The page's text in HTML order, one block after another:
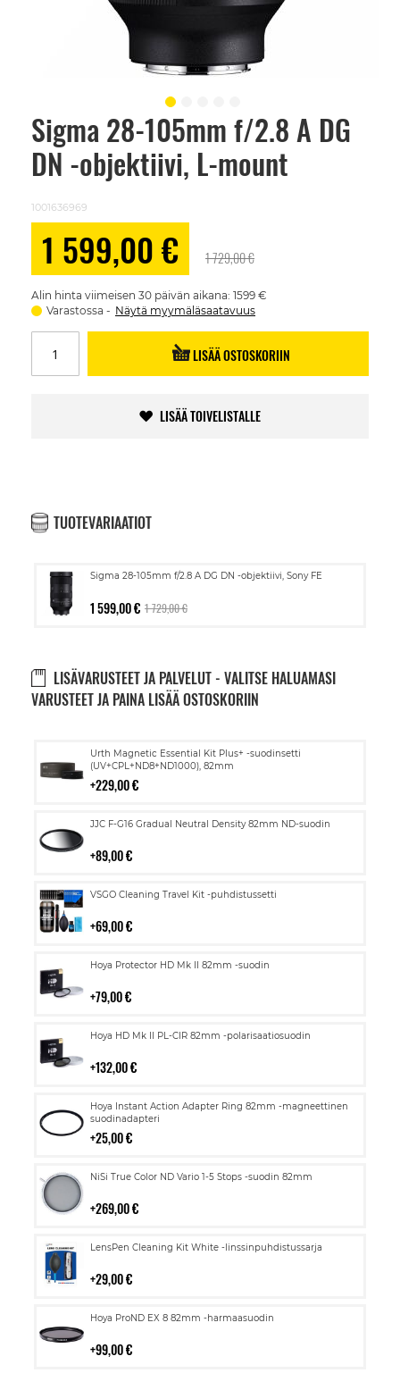
Sigma 28-105mm f/2.8 A DG
DN -objektiivi, L-mount
1001636969
1 599,00 € 1 729,00 €
Alin hinta viimeisen 30 päivän aikana: 1599 €
Varastossa
Näytä myymäläsaatavuus
LISÄÄ OSTOSKORIIN
LISÄÄ TOIVELISTALLE
TUOTEVARIAATIOT
Sigma 28-105mm f/2.8 A DG DN -objektiivi, Sony FE
1 599,00 € 1 729,00 €
LISÄVARUSTEET JA PALVELUT - VALITSE HALUAMASI
VARUSTEET JA PAINA LISÄÄ OSTOSKORIIN
Urth Magnetic Essential Kit Plus+ -suodinsetti
(UV+CPL+ND8+ND1000), 82mm
229,00 €
Lisää
ostoskoriin
JJC F-G16 Gradual Neutral Density 82mm ND-suodin
89,00 €
Lisää
VSGO Cleaning Travel Kit -puhdistussetti
69,00 €
Lisää
Hoya Protector HD Mk II 82mm -suodin
79,00 €
Lisää
Hoya HD Mk II PL-CIR 82mm -polarisaatiosuodin
132,00 €
Lisää
Hoya Instant Action Adapter Ring 82mm -magneettinen
suodinadapteri
25,00 €
Lisää
ostoskoriin
NiSi True Color ND Vario 1-5 Stops -suodin 82mm
269,00 €
Lisää
LensPen Cleaning Kit White -linssinpuhdistussarja
29,00 €
Lisää
Hoya ProND EX 8 82mm -harmaasuodin
99,00 €
Lisää
Skip
beginning
images
gallery